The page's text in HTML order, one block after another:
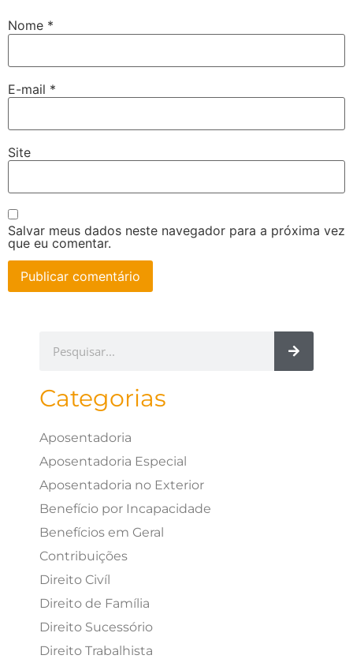
Nome *
E-mail *
Site
Salvar meus dados neste navegador para a próxima vez
que eu comentar.
Categorias
Aposentadoria
Aposentadoria Especial
Aposentadoria no Exterior
Benefício por Incapacidade
Benefícios em Geral
Contribuições
Direito Civíl
Direito de Família
Direito Sucessório
Direito Trabalhista